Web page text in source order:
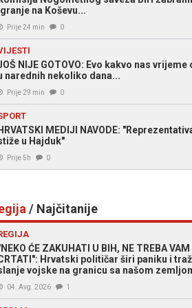
na Koševu...
Prije 24 min 0
NIJE GOTOVO: Evo kakvo nas vrijeme
narednih nekoliko dana...
Prije 29 min 0
MEDIJI NAVODE:
u Hajduk"
Prije 5h 0
/ Najčitanije
ĆE ZAKUHATI U BIH, NE TREBA VAM
Hrvatski političar širi paniku i
vojske na granicu sa našom
04. Avg. 2026 1